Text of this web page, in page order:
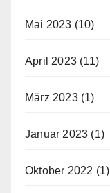
Mai 2023 (10)
April 2023 (11)
März 2023(1)
Januar 2023 (1)
Oktober 2022 (1)